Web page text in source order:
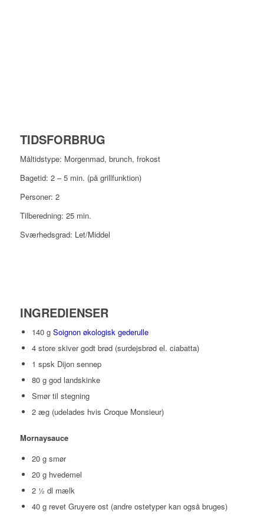
TIDSFORBRUG
Måltidstype: Morgenmad, brunch, frokost
Bagetid: 2 – 5 min. (på grillfunktion)
Personer: 2
Tilberedning: 25 min.
Sværhedsgrad: Let/Middel
INGREDIENSER
140 g Soignon økologisk gederulle
4 store skiver godt brød (surdejsbrød el. ciabatta)
1 spsk Dijon sennep
80 g god landskinke
Smør til stegning
2 æg (udelades hvis Croque Monsieur)
Mornaysauce
20 g smør
20 g hvedemel
2 ½ dl mælk
40 g revet Gruyere ost (andre ostetyper kan også bruges)